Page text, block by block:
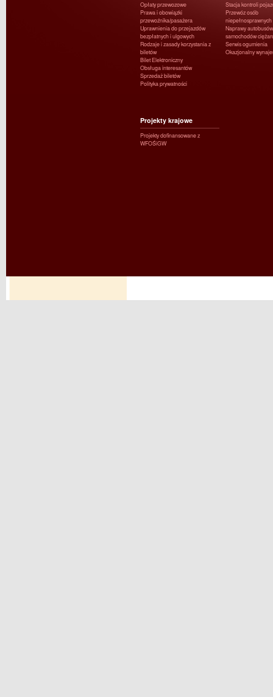
Opłaty przewozowe
Prawa i obowiązki
przewoźnika/pasażera
Uprawnienia do przejazdów
bezpłatnych i ulgowych
Rodzaje i zasady korzystania z
biletów
Bilet Elektroniczny
Obsługa interesantów
Sprzedaż biletów
Polityka prywatności
Stacja kontroli
Przewóz osób
niepełnosprawnych
Naprawy
samochodów
Serwis ogumienia
Okazjonalny
Projekty krajowe
Projekty dofinansowane z
WFOŚiGW